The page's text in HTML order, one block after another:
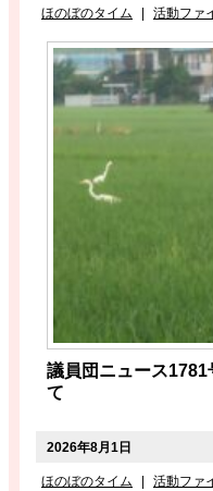
ほのぼのタイム | 活動ファ
議員団ニュース
て
2026年8月1日
ほのぼのタイム 活動ファ